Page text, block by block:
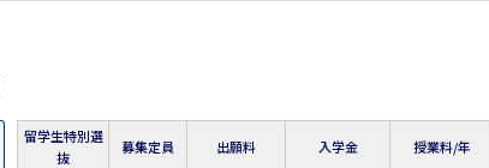
留学生特別選
抜
募集定員 出願料 入学金 授業料/年